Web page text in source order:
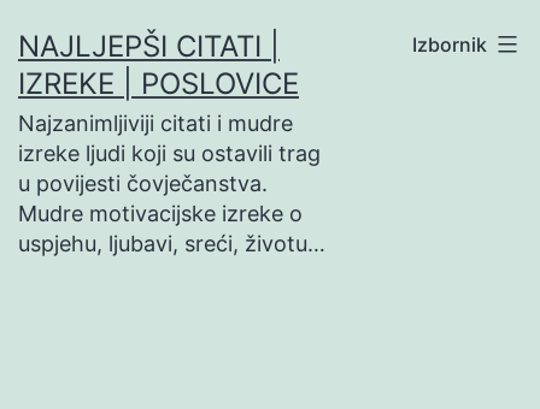
na
sadržaj
NAJLJEPŠI CITATI |
IZREKE | POSLOVICE
Najzanimljiviji citati i mudre
izreke ljudi koji su ostavili trag
u povijesti čovječanstva.
Mudre motivacijske izreke o
uspjehu, ljubavi, sreći, životu…
Izbornik